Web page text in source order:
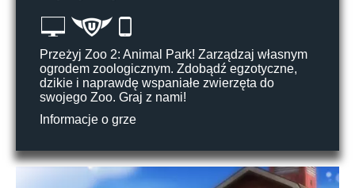
Przeżyj Zoo 2: Animal Park! Zarządzaj własnym
ogrodem zoologicznym. Zdobądź egzotyczne,
dzikie i naprawdę wspaniałe zwierzęta do
swojego Zoo. Graj z nami!
Informacje o grze